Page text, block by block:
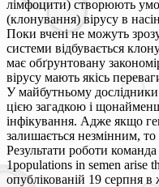
лімфоцити) створюють
(клонування) вірусу в
Поки вчені не можуть
системи відбувається
має обґрунтовану
вірусу мають якісь
У майбутньому дослідники
цією загадкою і
інфікування. Адже якщо
залишається незмінним,
Результати роботи
1populations in semen arise
опублікованій 19 серпня в